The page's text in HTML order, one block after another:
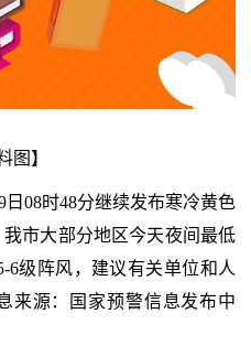
图】
日08时48分继续发布寒冷黄色
市大部分地区今天夜间最低
级阵风，建议有关单位和人
来源：国家预警信息发布中